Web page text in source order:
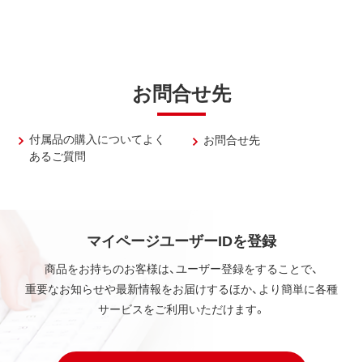
お問合せ先
付属品の購入についてよく
あるご質問
お問合せ先
マイページユーザーIDを登録
商品をお持ちのお客様は、ユーザー登録をすることで、
重要なお知らせや最新情報をお届けするほか、より簡単に各種
サービスをご利用いただけます。